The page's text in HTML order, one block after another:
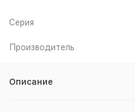
Серия
Производитель
Описание